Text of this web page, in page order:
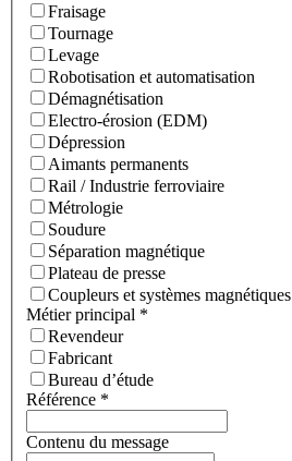
Fraisage
Tournage
Levage
Robotisation et automatisation
Démagnétisation
Electro-érosion (EDM)
Dépression
Aimants permanents
Rail / Industrie ferroviaire
Métrologie
Soudure
Séparation magnétique
Plateau de presse
Coupleurs et systèmes magnétiques
Métier principal *
Revendeur
Fabricant
Bureau d’étude
Référence *
Contenu du message